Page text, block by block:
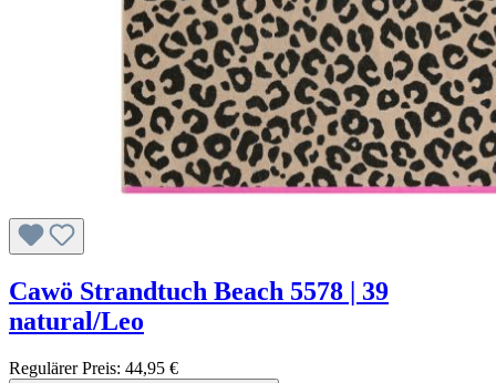
Cawö Strandtuch Beach 5578 | 39
natural/Leo
Regulärer Preis: 44,95 €